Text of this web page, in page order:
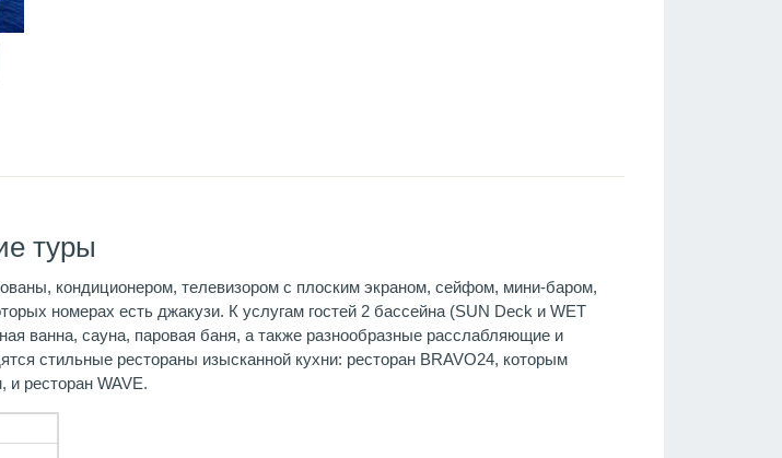
туры
кондиционером, телевизором с плоским экраном, сейфом, мини-баром,
номерах есть джакузи. К услугам гостей 2 бассейна (SUN Deck и WET
ванна, сауна, паровая баня, а также разнообразные расслабляющие и
стильные рестораны изысканной кухни: ресторан BRAVO24, которым
ресторан WAVE.